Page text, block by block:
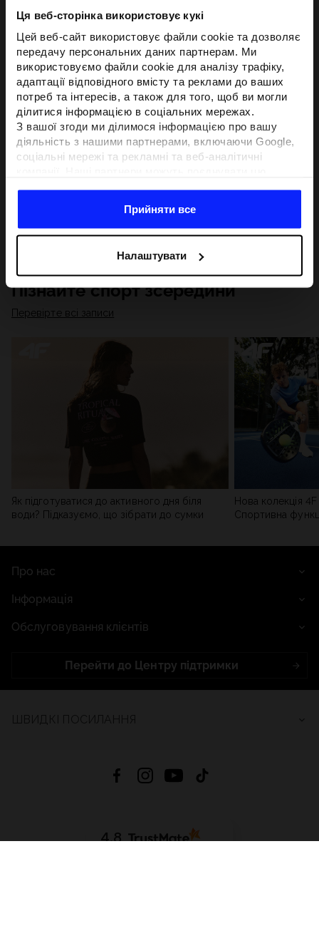
Ця веб-сторінка використовує кукі
Цей веб-сайт використовує файли cookie та дозволяє
передачу персональних даних партнерам. Ми
використовуємо файли cookie для аналізу трафіку,
адаптації відповідного вмісту та реклами до ваших
потреб та інтересів, а також для того, щоб ви могли
ділитися інформацією в соціальних мережах.
З вашої згоди ми ділимося інформацією про вашу
діяльність з нашими партнерами, включаючи Google,
соціальні мережі та рекламні та веб-аналітичні
отримують у результаті використання вами їхніх
послуг.З вашої згоди ми також можемо ділитися
з метою націлювання та покращення відображення
відповідної онлайн-реклами, проведення аналітики,
відповідності вмісту та вдосконалення рішень, які
пропонують наші партнери (наприклад, соціальні
мережі). Детальну інформацію можна знайти в нашій
та в розділі «Деталі».
Прийняти все
Налаштувати
Пізнайте спорт зсередини
Перевірте всі записи
Як підготуватися до активного дня біля
води? Підказуємо, що зібрати до сумки
Нова колекція
Спортивна
Про нас
Інформація
Обслуговування клієнтів
Перейти до Центру підтримки
4.8